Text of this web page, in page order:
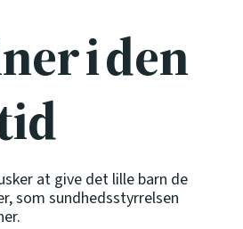
i den
at give det lille barn de
som sundhedsstyrrelsen